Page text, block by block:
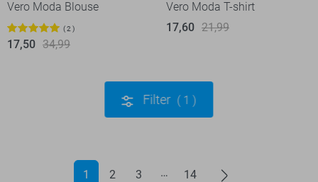
Vero Moda Blouse
2
17,50 34,99
Vero Moda T-shirt
17,60 21,99
Filter 1
1 2 3 14